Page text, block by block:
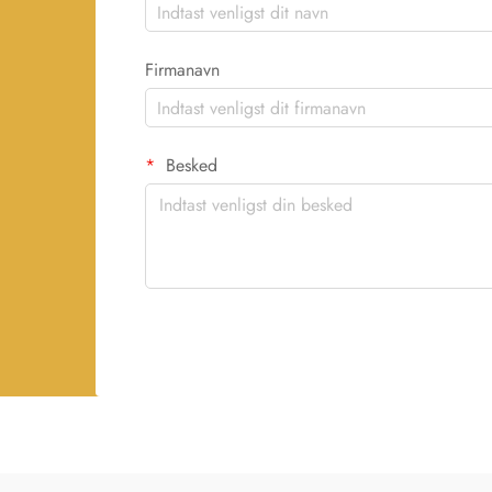
Firmanavn
Besked